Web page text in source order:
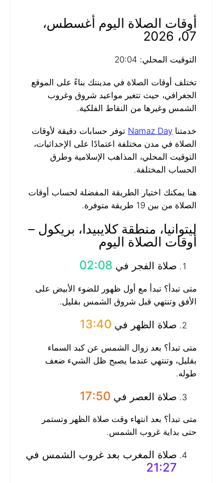
أوقات الصلاة اليوم أغسطس،
07، 2026
التوقيت المحلي: 20:04
تختلف أوقات الصلاة في مدينتك بناءً على الموقع
الجغرافي، حيث تتغير مواعيد شروق وغروب
الشمس وغيرها من النقاط الفلكية.
خدمتنا Namaz Day توفر حسابات دقيقة لأوقات
الصلاة في مدن مختلفة اعتمادًا على الإحداثيات،
التوقيت المحلي، المذاهب الإسلامية وطرق
الحساب المختلفة.
هنا يمكنك اختيار الطريقة المفضلة لحساب أوقات
الصلاة من بين 19 طريقة متوفرة.
ليتوانيا، منطقة كلايبيدا، بريكول –
أوقات الصلاة اليوم
صلاة الفجر في 02:08
متى تبدأ؟ تبدأ مع أول ظهور للضوء الأبيض على
الأفق وتنتهي قبل شروق الشمس بقليل.
صلاة الظهر في 13:40
متى تبدأ؟ بعد زوال الشمس عن كبد السماء
بقليل، وتنتهي عندما يصبح ظل الشيء ضعف
طوله.
صلاة العصر في 17:50
متى تبدأ؟ بعد انتهاء وقت صلاة الظهر وتستمر
حتى بداية غروب الشمس.
صلاة المغرب بعد غروب الشمس في
21:27